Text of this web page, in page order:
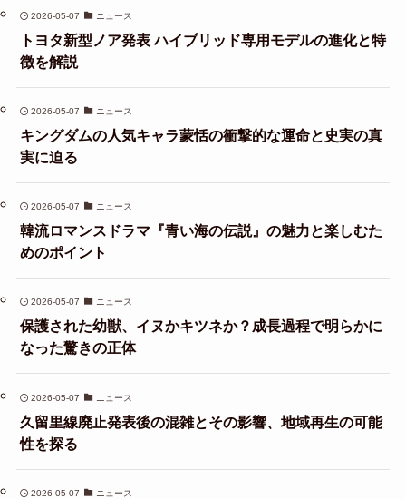
2026-05-07 ニュース
トヨタ新型ノア発表 ハイブリッド専用モデルの進化と特
徴を解説
2026-05-07 ニュース
キングダムの人気キャラ蒙恬の衝撃的な運命と史実の真
実に迫る
2026-05-07 ニュース
韓流ロマンスドラマ『青い海の伝説』の魅力と楽しむた
めのポイント
2026-05-07 ニュース
保護された幼獣、イヌかキツネか？成長過程で明らかに
なった驚きの正体
2026-05-07 ニュース
久留里線廃止発表後の混雑とその影響、地域再生の可能
性を探る
2026-05-07 ニュース